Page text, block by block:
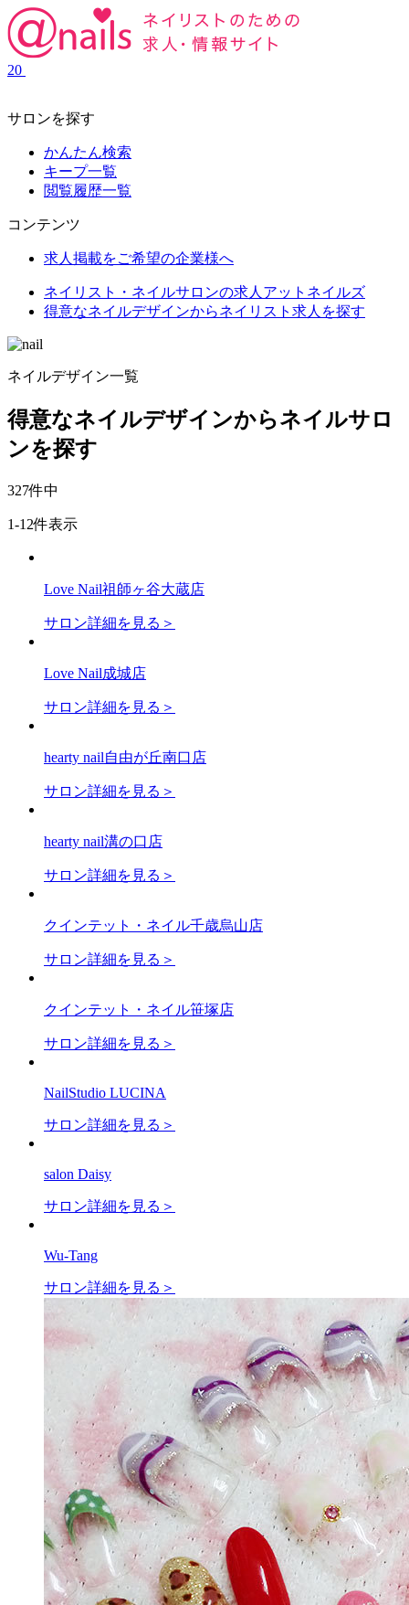
20
サロンを探す
かんたん検索
キープ一覧
閲覧履歴一覧
コンテンツ
求人掲載をご希望の企業様へ
ネイリスト・ネイルサロンの求人アットネイルズ
得意なネイルデザインからネイリスト求人を探す
ネイルデザイン一覧
得意なネイルデザインからネイルサロ
ンを探す
327件中
1-12件表示
Love Nail祖師ヶ谷大蔵店
サロン詳細を見る＞
Love Nail成城店
サロン詳細を見る＞
hearty nail自由が丘南口店
サロン詳細を見る＞
hearty nail溝の口店
サロン詳細を見る＞
クインテット・ネイル千歳烏山店
サロン詳細を見る＞
クインテット・ネイル笹塚店
サロン詳細を見る＞
NailStudio LUCINA
サロン詳細を見る＞
salon Daisy
サロン詳細を見る＞
Wu-Tang
サロン詳細を見る＞